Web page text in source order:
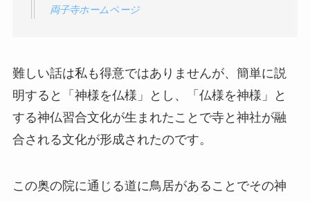
両子寺ホームページ
難しい話は私も得意ではありませんが、簡単に説
明すると「神様を仏様」とし、「仏様を神様」と
する神仏習合文化が生まれたことで寺と神社が融
合される文化が形成されたのです。
この奥の院に通じる道に鳥居があることでその神